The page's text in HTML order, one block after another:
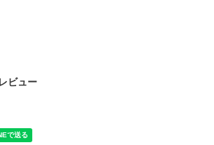
ビュー